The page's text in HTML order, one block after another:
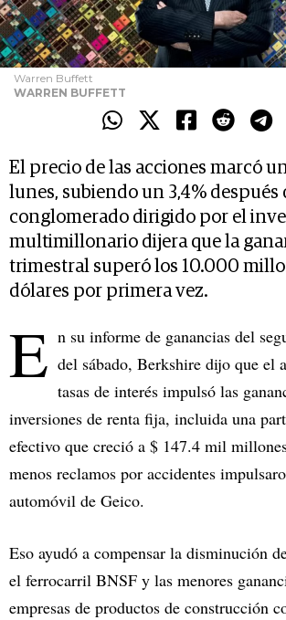
Warren Buffett
WARREN BUFFETT
El precio de las acciones marcó
lunes, subiendo un 3,4% después
conglomerado dirigido por el
multimillonario dijera que la
trimestral superó los 10.000
dólares por primera vez.
E n su informe de ganancias del
del sábado, Berkshire dijo que el
tasas de interés impulsó las
inversiones de renta fija, incluida una
efectivo que creció a $ 147.4 mil
menos reclamos por accidentes
automóvil de Geico.
Eso ayudó a compensar la disminución
el ferrocarril BNSF y las menores
empresas de productos de construcción